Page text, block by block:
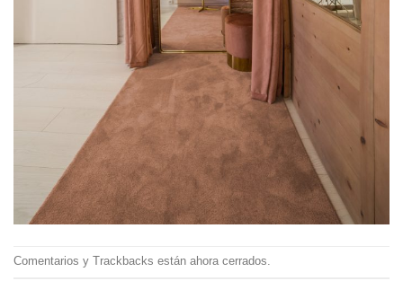
Comentarios y Trackbacks están ahora cerrados.